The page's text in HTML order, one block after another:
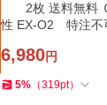
2枚 送料無料 Ｏ
性 EX-O2 特注不
6,980円
5% （319pt）